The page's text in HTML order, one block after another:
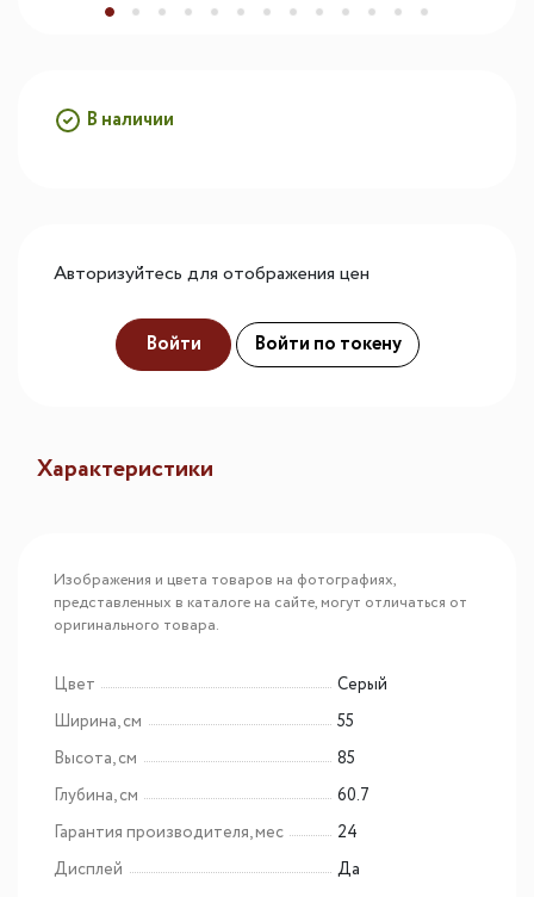
В наличии
Авторизуйтесь для отображения цен
Войти Войти по токену
Характеристики
Изображения и цвета товаров на фотографиях,
представленных в каталоге на сайте, могут отличаться от
оригинального товара.
Цвет
Серый
Ширина, см
55
Высота, см
85
Глубина, см
60.7
Гарантия производителя, мес
24
Дисплей
Да